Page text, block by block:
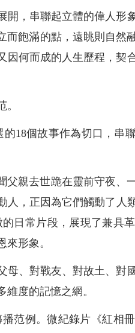
，串聯起立體的偉人形
飽滿的點，遠眺則自然
何而成的人生歷程，契
18個故事作為切口，串
親去世跪在靈前守夜、
人，正因為它們觸動了
日常片段，展現了兼具
形象。
、對戰友、對故土、對
度的記憶之網。
范例。微紀錄片《紅相